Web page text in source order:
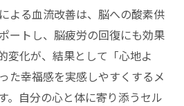
よる血流改善は、脳への酸素供
ートし、脳疲労の回復にも効果
変化が、結果として「心地よ
た幸福感を実感しやすくするメ
。自分の心と体に寄り添うセル